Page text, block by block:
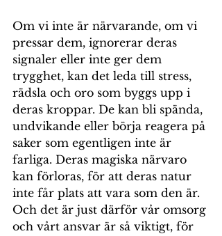
Om vi inte är närvarande, om vi
pressar dem, ignorerar deras
signaler eller inte ger dem
trygghet, kan det leda till stress,
rädsla och oro som byggs upp i
deras kroppar. De kan bli spända,
undvikande eller börja reagera på
saker som egentligen inte är
farliga. Deras magiska närvaro
kan förloras, för att deras natur
inte får plats att vara som den är.
Och det är just därför vår omsorg
och vårt ansvar är så viktigt, för